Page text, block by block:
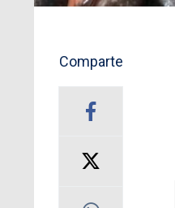
Comparte